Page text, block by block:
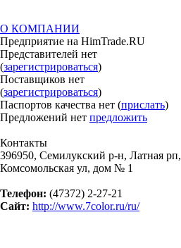
О КОМПАНИИ
Предприятие на HimTrade.RU
Представителей нет
(зарегистрироваться)
Поставщиков нет
(зарегистрироваться)
Паспортов качества нет (прислать)
Предложений нет предложить
Контакты
396950, Семилукский р-н, Латная рп,
Комсомольская ул, дом № 1
Телефон: (47372) 2-27-21
Сайт: http://www.7color.ru/ru/